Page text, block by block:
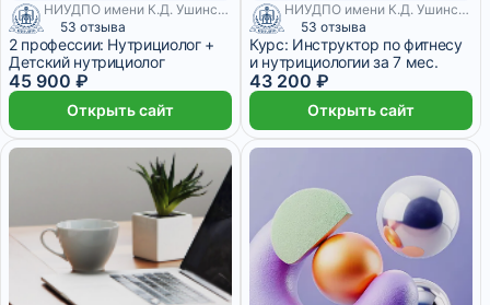
НИУДПО имени К.Д. Ушинского
53 отзыва
2 профессии: Нутрициолог +
Детский нутрициолог
45 900 ₽
Открыть сайт
НИУДПО имени К.Д. Ушинского
53 отзыва
Курс: Инструктор по фитнесу
и нутрициологии за 7 мес.
43 200 ₽
Открыть сайт